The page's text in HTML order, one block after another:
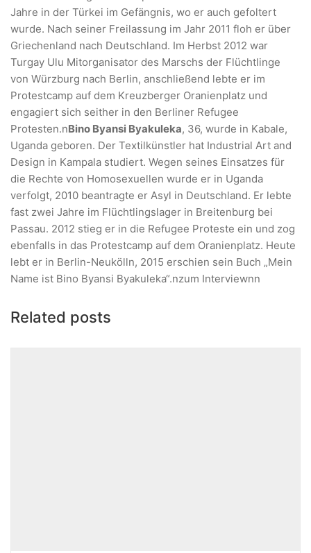
Jahre in der Türkei im Gefängnis, wo er auch gefoltert
wurde. Nach seiner Freilassung im Jahr 2011 floh er über
Griechenland nach Deutschland. Im Herbst 2012 war
Turgay Ulu Mitorganisator des Marschs der Flüchtlinge
von Würzburg nach Berlin, anschließend lebte er im
Protestcamp auf dem Kreuzberger Oranienplatz und
engagiert sich seither in den Berliner Refugee
Protesten.nBino Byansi Byakuleka, 36, wurde in Kabale,
Uganda geboren. Der Textilkünstler hat Industrial Art and
Design in Kampala studiert. Wegen seines Einsatzes für
die Rechte von Homosexuellen wurde er in Uganda
verfolgt, 2010 beantragte er Asyl in Deutschland. Er lebte
fast zwei Jahre im Flüchtlingslager in Breitenburg bei
Passau. 2012 stieg er in die Refugee Proteste ein und zog
ebenfalls in das Protestcamp auf dem Oranienplatz. Heute
lebt er in Berlin-Neukölln, 2015 erschien sein Buch „Mein
Name ist Bino Byansi Byakuleka“.nzum Interviewnn
Related posts